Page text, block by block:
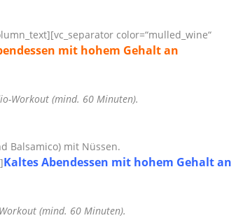
color=“mulled_wine“
mit hohem Gehalt an
Workout (mind. 60 Minuten).
Balsamico) mit Nüssen.
Kaltes Abendessen mit hohem Gehalt an
(mind. 60 Minuten).